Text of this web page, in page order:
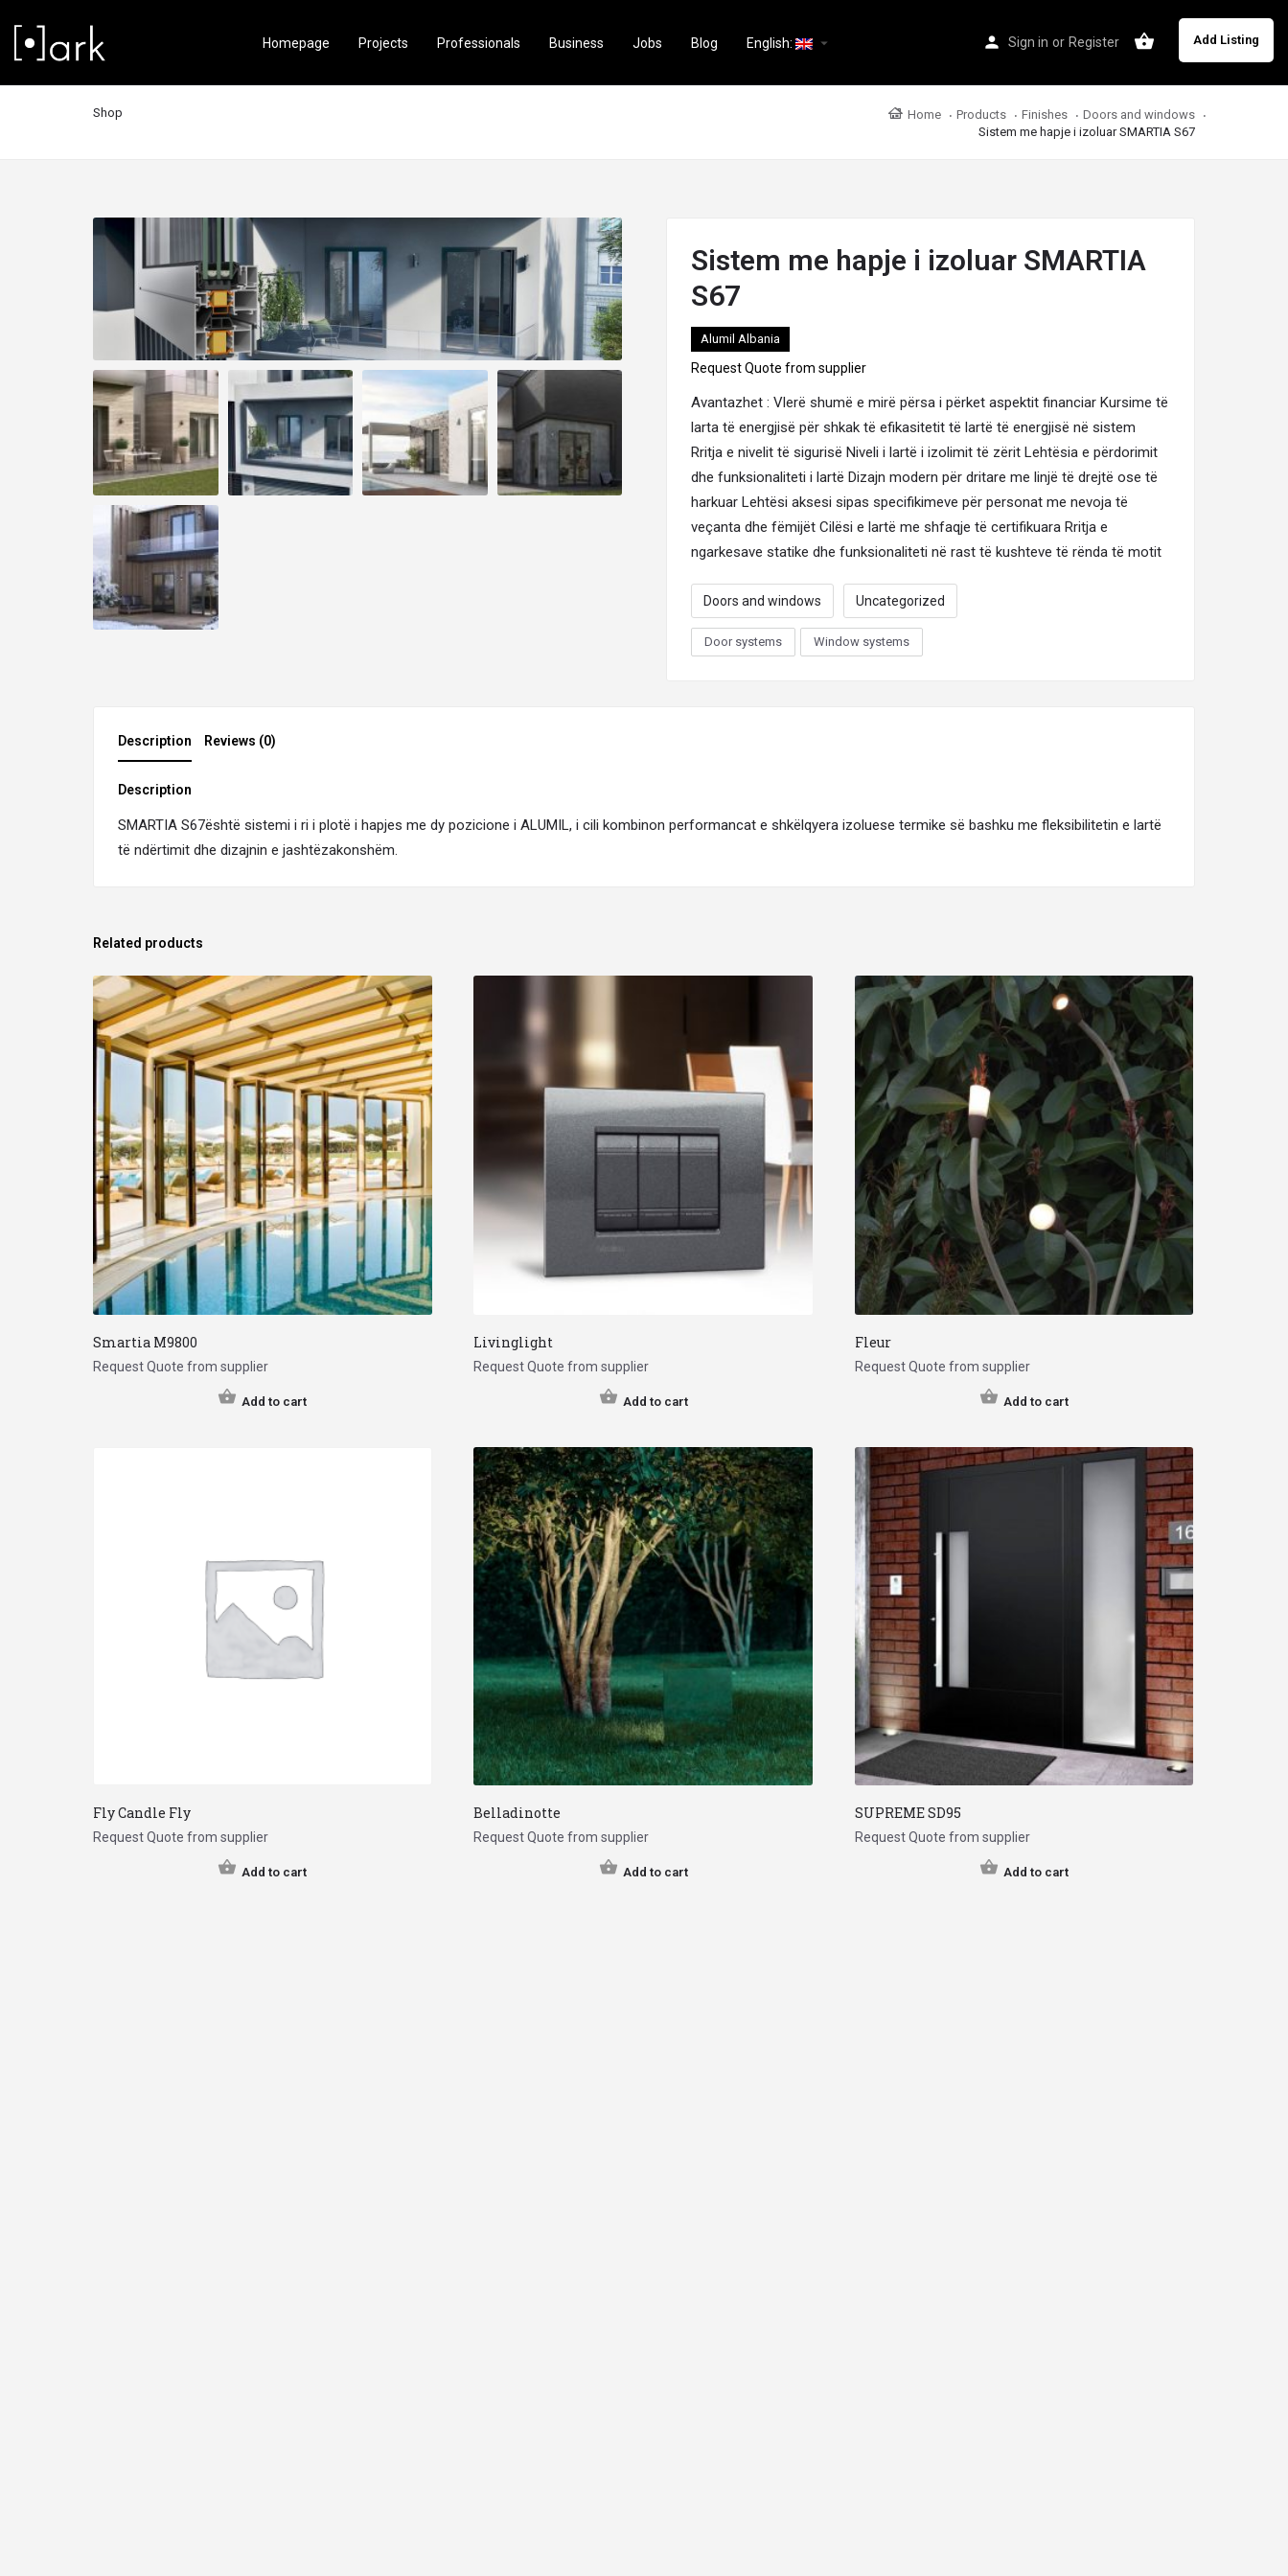
Sign in or Register Add Listing
Homepage Projects Professionals Business Jobs Blog English: arrow_drop_down
Shop Home Products Finishes
Doors and windows
Sistem me hapje i izoluar SMARTIA S67
Sistem me hapje i izoluar SMARTIA
S67
Alumil Albania
Request Quote from supplier
Avantazhet : Vlerë shumë e mirë përsa i përket aspektit financiar Kursime të
larta të energjisë për shkak të efikasitetit të lartë të energjisë në sistem
Rritja e nivelit të sigurisë Niveli i lartë i izolimit të zërit Lehtësia e përdorimit
dhe funksionaliteti i lartë Dizajn modern për dritare me linjë të drejtë ose të
harkuar Lehtësi aksesi sipas specifikimeve për personat me nevoja të
veçanta dhe fëmijët Cilësi e lartë me shfaqje të certifikuara Rritja e
ngarkesave statike dhe funksionaliteti në rast të kushteve të rënda të motit
Doors and windows Uncategorized
Door systems Window systems
Description Reviews (0)
Description
SMARTIA S67është sistemi i ri i plotë i hapjes me dy pozicione i ALUMIL, i cili kombinon performancat e shkëlqyera izoluese termike së bashku me fleksibilitetin e lartë
të ndërtimit dhe dizajnin e jashtëzakonshëm.
Related products
Smartia Μ9800
Request Quote from supplier
Add to cart
Livinglight
Request Quote from supplier
Add to cart
Fleur
Request Quote from supplier
Add to cart
Fly Candle Fly
Request Quote from supplier
Add to cart
Belladinotte
Request Quote from supplier
Add to cart
SUPREME SD95
Request Quote from supplier
Add to cart